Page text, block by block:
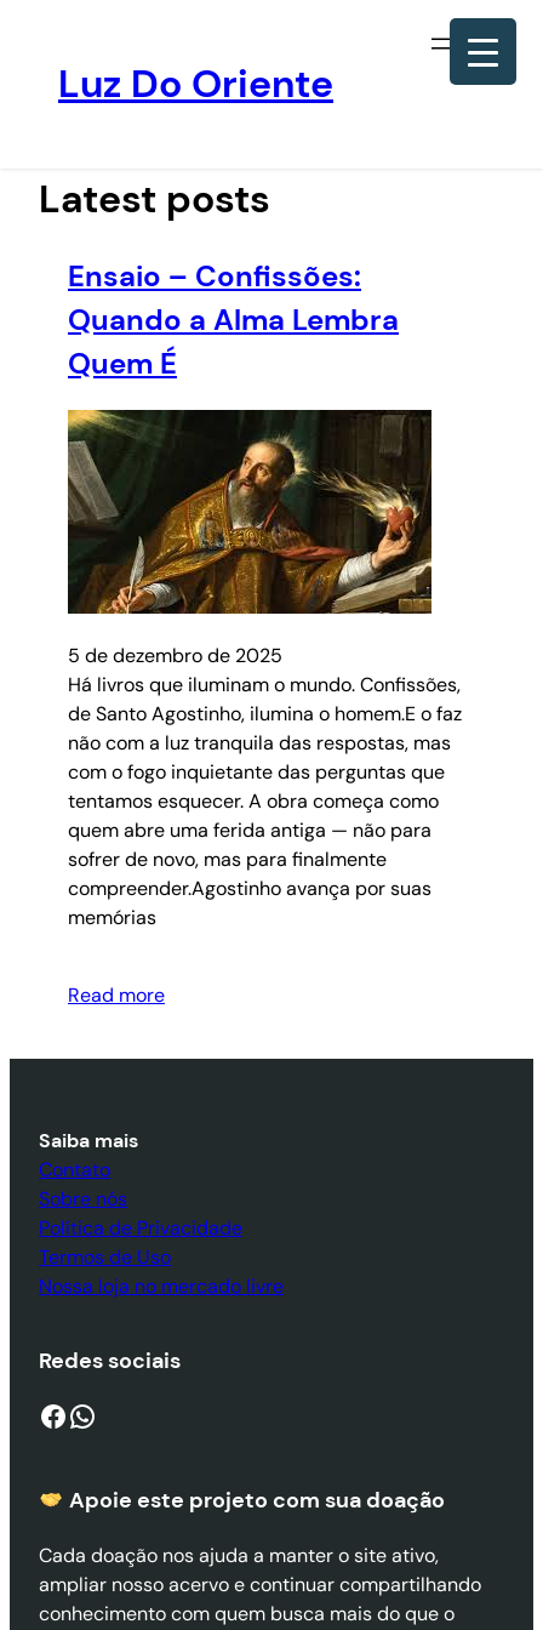
conteúdo
Luz Do Oriente
Latest posts
Ensaio – Confissões:
Quando a Alma Lembra
Quem É
5 de dezembro de 2025
Há livros que iluminam o mundo. Confissões,
de Santo Agostinho, ilumina o homem.E o faz
não com a luz tranquila das respostas, mas
com o fogo inquietante das perguntas que
tentamos esquecer. A obra começa como
quem abre uma ferida antiga — não para
sofrer de novo, mas para finalmente
compreender.Agostinho avança por suas
memórias
Read more
Saiba mais
Contato
Sobre nós
Política de Privacidade
Termos de Uso
Nossa loja no mercado livre
Redes sociais
Facebook WhatsApp
Apoie este projeto com sua doação
Cada doação nos ajuda a manter o site ativo,
ampliar nosso acervo e continuar compartilhando
conhecimento com quem busca mais do que o